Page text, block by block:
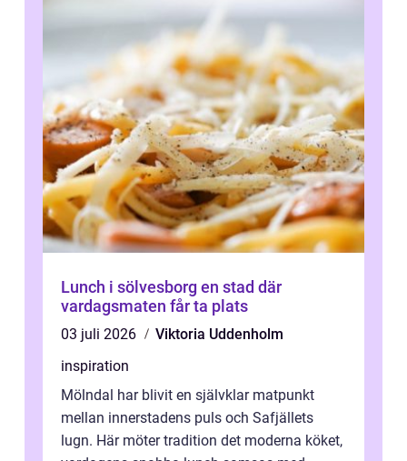
Lunch i sölvesborg en stad där
vardagsmaten får ta plats
03 juli 2026
Viktoria Uddenholm
inspiration
Mölndal har blivit en självklar matpunkt
mellan innerstadens puls och Safjällets
lugn. Här möter tradition det moderna köket,